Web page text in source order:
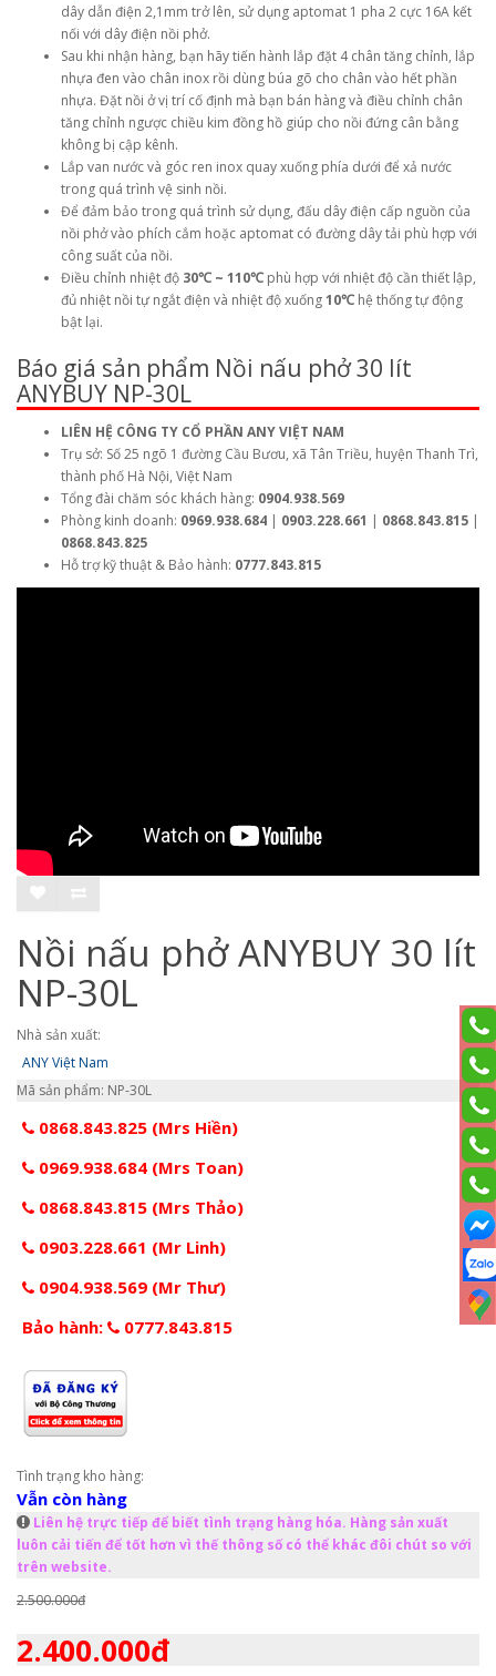
dây dẫn điện 2,1mm trở lên, sử dụng aptomat 1 pha 2 cực 16A kết
nối với dây điện nồi phở.
Sau khi nhận hàng, bạn hãy tiến hành lắp đặt 4 chân tăng chỉnh, lắp
nhựa đen vào chân inox rồi dùng búa gõ cho chân vào hết phần
nhựa. Đặt nồi ở vị trí cố định mà bạn bán hàng và điều chỉnh chân
tăng chỉnh ngược chiều kim đồng hồ giúp cho nồi đứng cân bằng
không bị cập kênh.
Lắp van nước và góc ren inox quay xuống phía dưới để xả nước
trong quá trình vệ sinh nồi.
Để đảm bảo trong quá trình sử dụng, đấu dây điện cấp nguồn của
nồi phở vào phích cắm hoặc aptomat có đường dây tải phù hợp với
công suất của nồi.
Điều chỉnh nhiệt độ 30℃ ~ 110℃ phù hợp với nhiệt độ cần thiết lập,
đủ nhiệt nồi tự ngắt điện và nhiệt độ xuống10℃ hệ thống tự động
bật lại.
Báo giá sản phẩm Nồi nấu phở 30 lít
ANYBUY NP-30L
LIÊN HỆ CÔNG TY CỔ PHẦN ANY VIỆT NAM
Trụ sở: Số 25 ngõ 1 đường Cầu Bươu, xã Tân Triều, huyện Thanh Trì,
thành phố Hà Nội, Việt Nam
Tổng đài chăm sóc khách hàng: 0904.938.569
Phòng kinh doanh: 0969.938.684 | 0903.228.661 | 0868.843.815 |
0868.843.825
Hỗ trợ kỹ thuật & Bảo hành: 0777.843.815
Nồi nấu phở ANYBUY 30 lít
NP-30L
Nhà sản xuất:
ANY Việt Nam
Mã sản phẩm: NP-30L
0868.843.825 (Mrs Hiền)
0969.938.684 (Mrs Toan)
0868.843.815 (Mrs Thảo)
0903.228.661 (Mr Linh)
0904.938.569 (Mr Thư)
Bảo hành:
0777.843.815
Tình trạng kho hàng:
Vẫn còn hàng
Liên hệ trực tiếp để biết tình trạng hàng hóa. Hàng sản xuất
luôn cải tiến để tốt hơn vì thế thông số có thể khác đôi chút so với
trên website.
2.500.000đ
2.400.000đ